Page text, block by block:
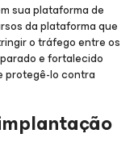
sua plataforma de
da plataforma que
o tráfego entre os
e fortalecido
protegê-lo contra